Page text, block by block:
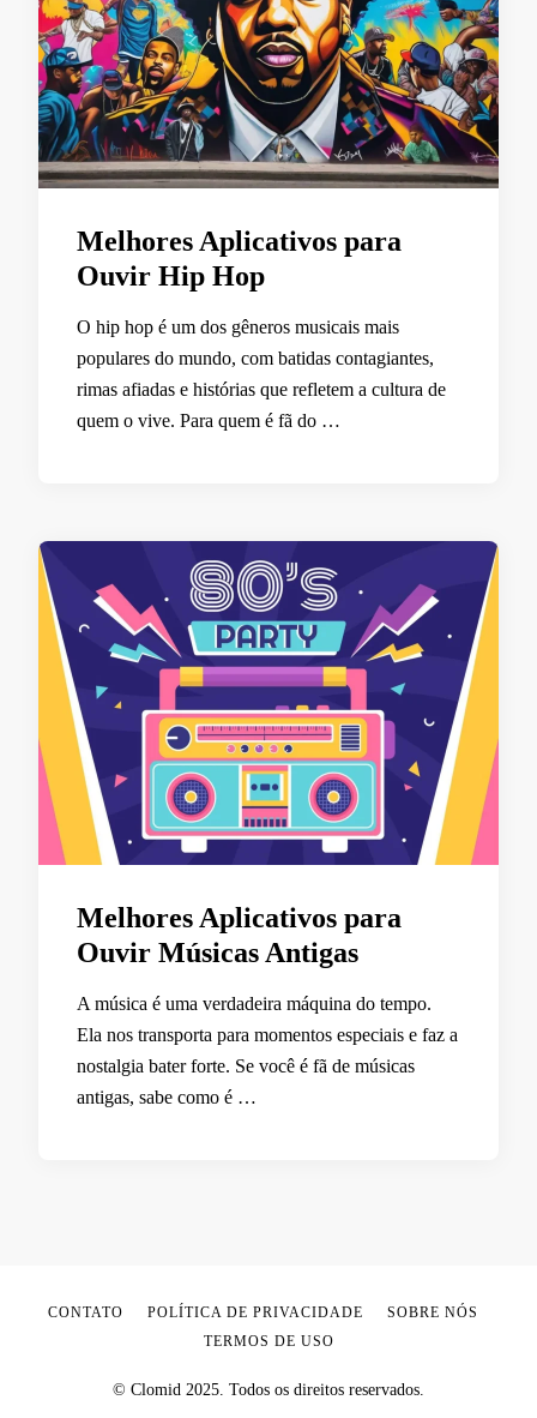
Melhores Aplicativos para
Ouvir Hip Hop
O hip hop é um dos gêneros musicais mais
populares do mundo, com batidas contagiantes,
rimas afiadas e histórias que refletem a cultura de
quem o vive. Para quem é fã do …
Melhores Aplicativos para
Ouvir Músicas Antigas
A música é uma verdadeira máquina do tempo.
Ela nos transporta para momentos especiais e faz a
nostalgia bater forte. Se você é fã de músicas
antigas, sabe como é …
© Clomid 2025. Todos os direitos reservados.
CONTATO POLÍTICA DE PRIVACIDADE
SOBRE NÓS
TERMOS DE USO